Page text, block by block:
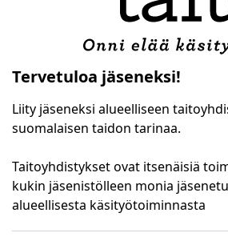
Tervetuloa jäseneksi!
Liity jäseneksi alueelliseen
suomalaisen taidon tarinaa.
Taitoyhdistykset ovat itsenäisiä
kukin jäsenistölleen monia
alueellisesta käsityötoiminnasta